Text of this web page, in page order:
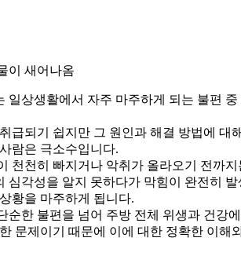
이 새어나옴
일상생활에서 자주 마주하게 되는 불편 중
급되기 쉽지만 그 원인과 해결 방법에 대
람은 극소수입니다.
천천히 빠지거나 악취가 올라오기 전까지
심각성을 알지 못하다가 막힘이 완전히 발
황을 마주하게 됩니다.
순한 불편을 넘어 주방 전체 위생과 건강
문제이기 때문에 이에 대한 정확한 이해